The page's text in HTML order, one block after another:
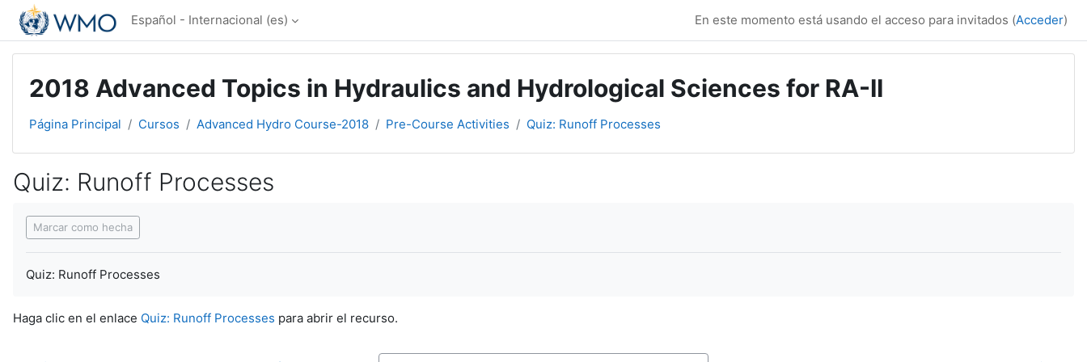
Salta al contenido principal
Español - Internacional ‎(es)‎ En este momento está usando el acceso para invitados (Acceder)
2018 Advanced Topics in Hydraulics and Hydrological Sciences for RA-II
Página Principal Cursos Advanced Hydro Course-2018 Pre-Course Activities Quiz: Runoff Processes
Quiz: Runoff Processes
Marcar como hecha
Quiz: Runoff Processes
Haga clic en el enlace Quiz: Runoff Processes para abrir el recurso.